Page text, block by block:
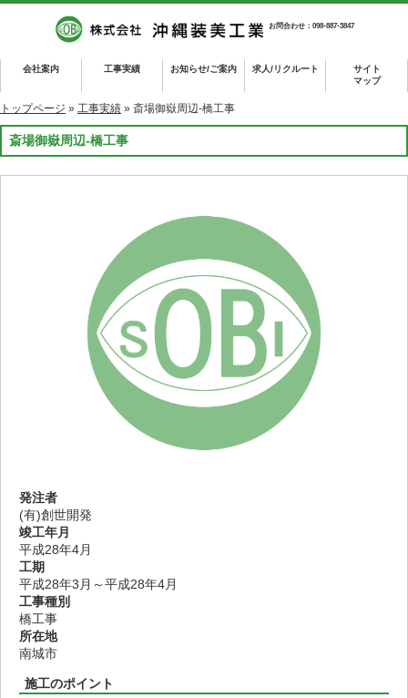
お問合わせ：098-887-3847
会社案内 工事実績 お知らせ/ご案内 求人/リクルート
サイト
マップ
トップページ » 工事実績 » 斎場御嶽周辺-橋工事
斎場御嶽周辺-橋工事
発注者
(有)創世開発
竣工年月
平成28年4月
工期
平成28年3月～平成28年4月
工事種別
橋工事
所在地
南城市
施工のポイント